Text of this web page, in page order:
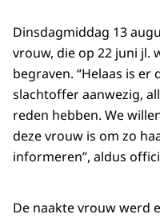
Dinsdagmiddag 13
vrouw, die op 22 juni jl.
begraven. “Helaas is
slachtoffer aanwezig,
reden hebben. We
deze vrouw is om zo
informeren”, aldus
De naakte vrouw werd